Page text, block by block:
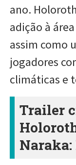
ano.
adição à
assim como
jogadores
climáticas e
Trailer